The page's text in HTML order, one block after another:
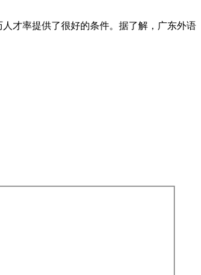
才率提供了很好的条件。据了解，广东外语